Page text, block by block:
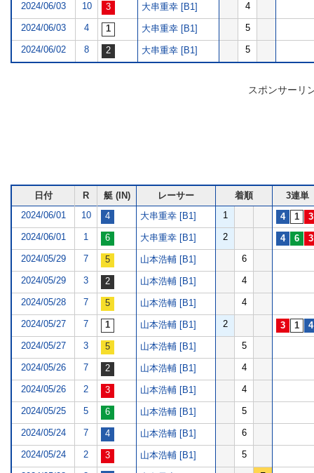
2024/06/03 10 大串重幸 [B1] 4
2024/06/03 4 大串重幸 [B1] 5
2024/06/02 8 大串重幸 [B1] 5
スポンサーリ
日付 R 艇 (IN) レーサー 着順
3連単
2024/06/01
10 大串重幸 [B1] 1
2024/06/01 1 大串重幸 [B1] 2
2024/05/29 7 山本浩輔 [B1] 6
2024/05/29 3 山本浩輔 [B1] 4
2024/05/28 7 山本浩輔 [B1] 4
2024/05/27 7 山本浩輔 [B1] 2
2024/05/27 3 山本浩輔 [B1] 5
2024/05/26 7 山本浩輔 [B1] 4
2024/05/26 2 山本浩輔 [B1] 4
2024/05/25 5 山本浩輔 [B1] 5
2024/05/24 7 山本浩輔 [B1] 6
2024/05/24 2 山本浩輔 [B1] 5